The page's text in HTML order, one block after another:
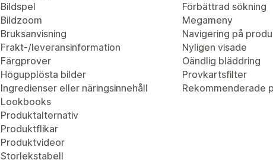
Bildspel
Bildzoom
Bruksanvisning
Frakt-/leveransinformation
Färgprover
Högupplösta bilder
Ingredienser eller näringsinnehåll
Lookbooks
Produktalternativ
Produktflikar
Produktvideor
Storlekstabell
Förbättrad sökning
Megameny
Navigering på
Nyligen visade
Oändlig bläddring
Provkartsfilter
Rekommenderade